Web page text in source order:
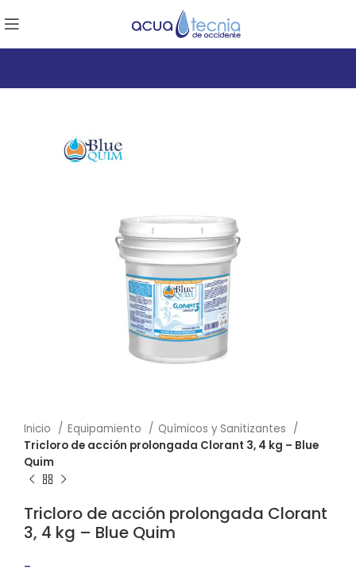
Inicio Equipamiento
Químicos y Sanitizantes
Tricloro de acción prolongada Clorant 3, 4 kg – Blue
Quim
Tricloro de acción prolongada Clorant
3, 4 kg – Blue Quim
-